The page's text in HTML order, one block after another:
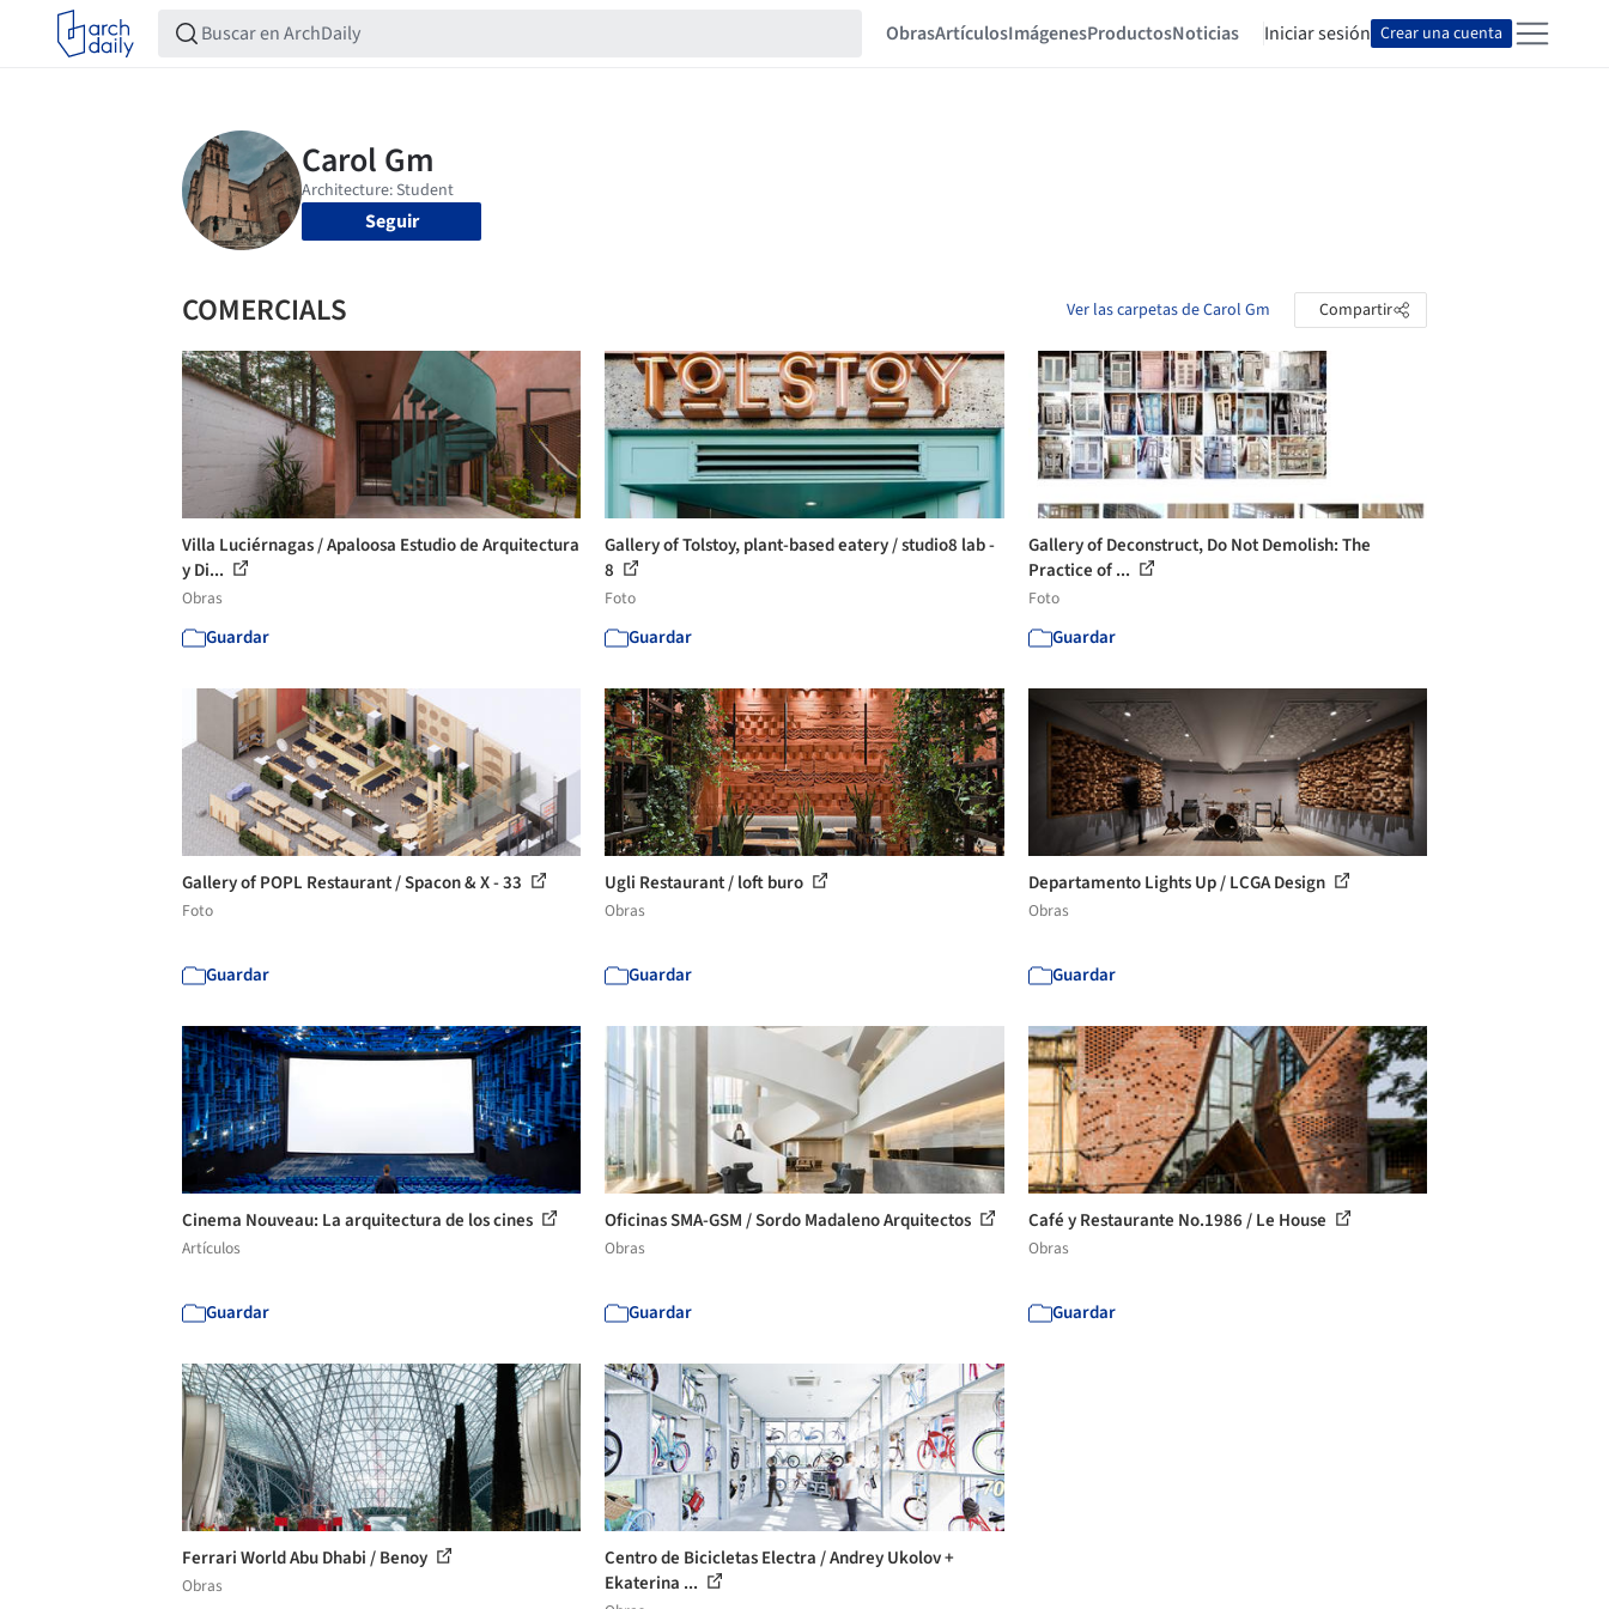
ObrasArtículosImágenesProductosNoticias Iniciar sesión Crear una cuenta
Seguir
COMERCIALS Ver las carpetas de Carol Gm Compartir
Villa Luciérnagas / Apaloosa Estudio de Arquitectura
y Di...
Obras
Guardar
Gallery of Tolstoy, plant-based eatery / studio8 lab -
8
Foto
Guardar
Gallery of Deconstruct, Do Not Demolish: The
Practice of ...
Foto
Guardar
Gallery of POPL Restaurant / Spacon & X - 33
Foto
Guardar
Ugli Restaurant / loft buro
Obras
Guardar
Departamento Lights Up / LCGA Design
Obras
Guardar
Cinema Nouveau: La arquitectura de los cines
Artículos
Guardar
Oficinas SMA-GSM / Sordo Madaleno Arquitectos
Obras
Guardar
Café y Restaurante No.1986 / Le House
Obras
Guardar
Ferrari World Abu Dhabi / Benoy
Obras
Centro de Bicicletas Electra / Andrey Ukolov +
Ekaterina ...